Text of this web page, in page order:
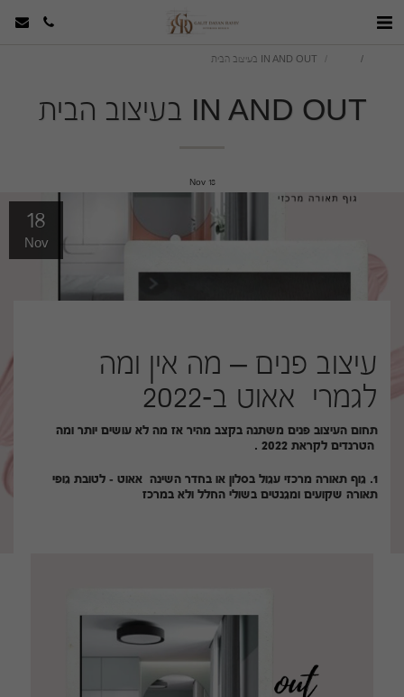
IN AND OUT בעיצוב הבית
IN AND OUT בעיצוב הבית
18
Nov
18
Nov
עיצוב פנים – מה אין ומה
לגמרי אאוט ב-2022
תחום העיצוב פנים משתנה בקצב מהיר אז מה לא עושים יותר ומה
הטרנדים לקראת 2022 .
1. גוף תאורה מרכזי עגול בסלון או בחדר השינה אאוט - לטובת גופי
תאורה שקועים ומגנטים בשולי החלל ולא במרכז